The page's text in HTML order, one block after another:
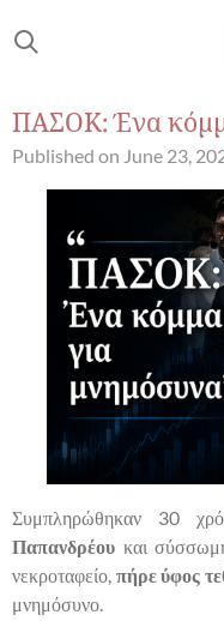
to
content
ΠΑΣΟΚ: Ένα
Published on June 23,
Συμπληρώθηκαν 30
Παπανδρέου και
νεκροταφείο, πήρε ύφος
μνημόσυνο.